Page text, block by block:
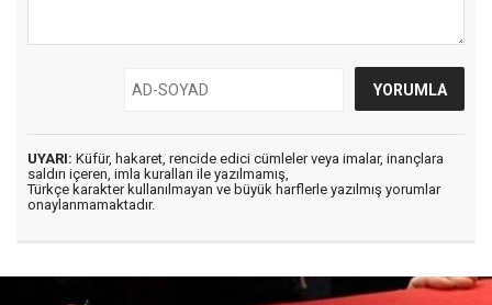
UYARI: Küfür, hakaret, rencide edici cümleler veya imalar, inançlara
saldırı içeren, imla kuralları ile yazılmamış,
Türkçe karakter kullanılmayan ve büyük harflerle yazılmış yorumlar
onaylanmamaktadır.